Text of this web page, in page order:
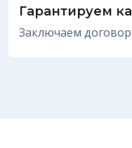
Гарантируем
Заключаем